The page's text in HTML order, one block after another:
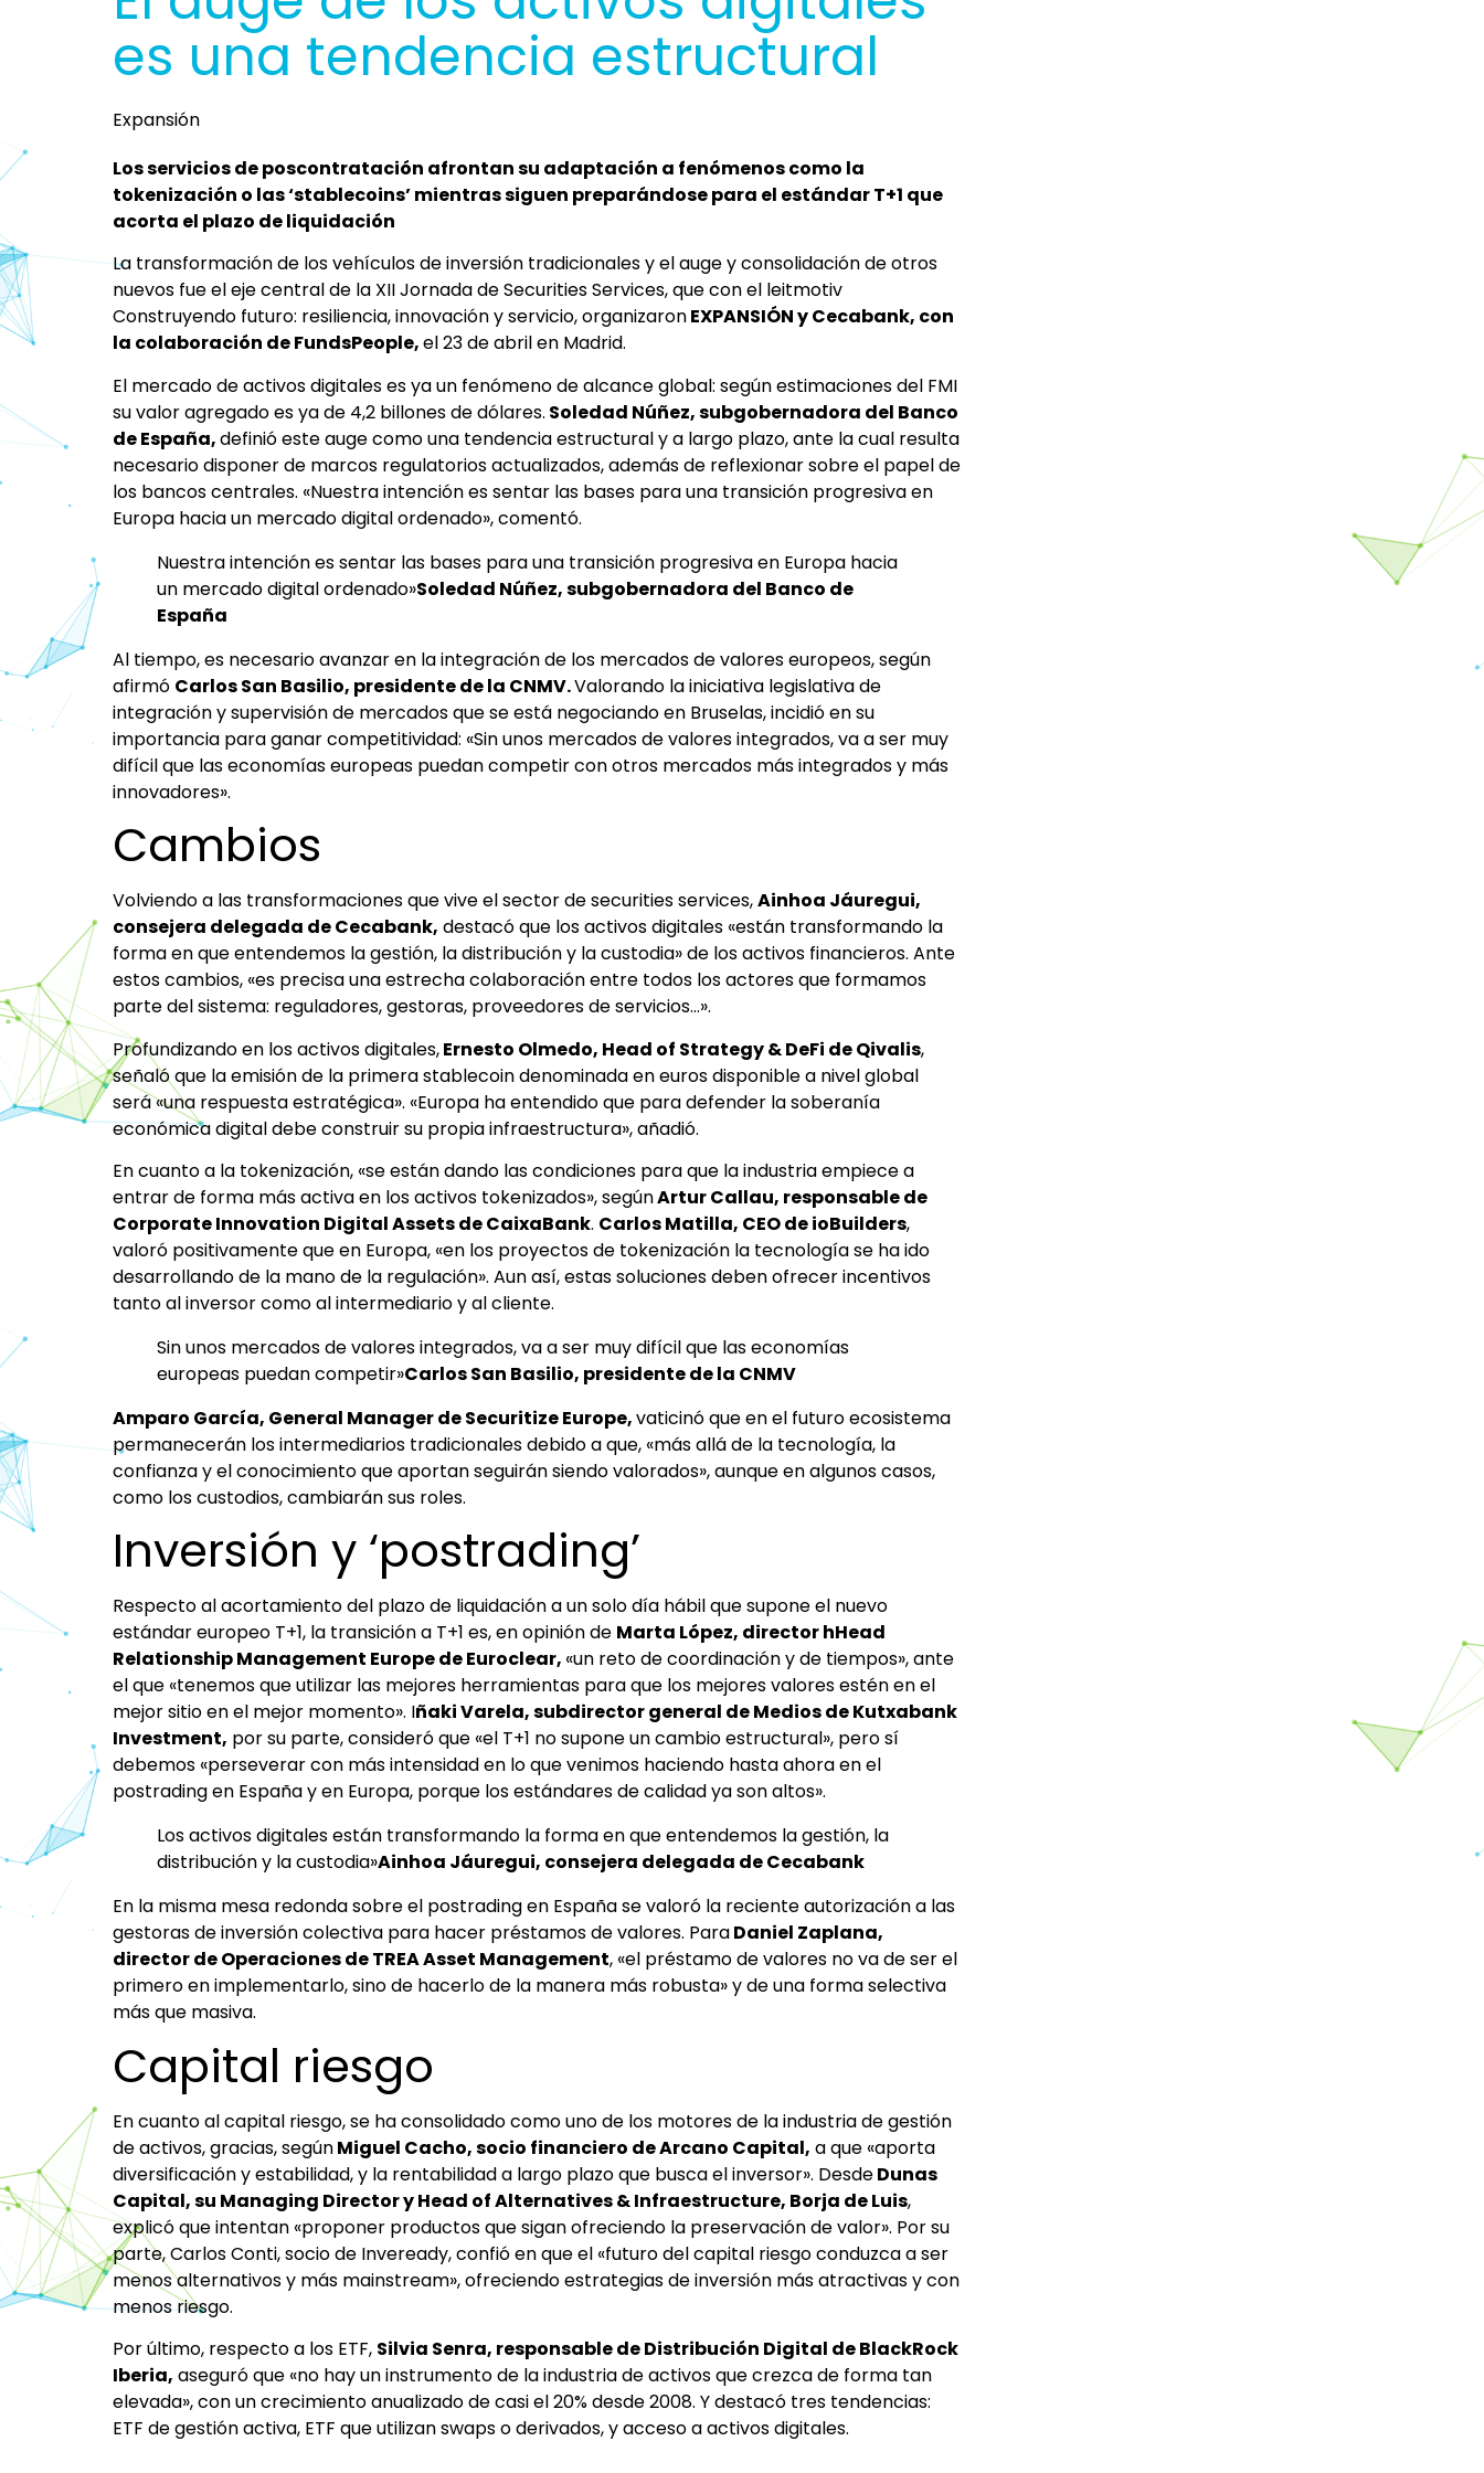
es una tendencia estructural
Expansión
Los servicios de poscontratación afrontan su adaptación a fenómenos como la
tokenización o las ‘stablecoins’ mientras siguen preparándose para el estándar T+1 que
acorta el plazo de liquidación
La transformación de los vehículos de inversión tradicionales y el auge y consolidación de otros
nuevos fue el eje central de la XII Jornada de Securities Services, que con el leitmotiv
Construyendo futuro: resiliencia, innovación y servicio, organizaronEXPANSIÓN y Cecabank, con
la colaboración de FundsPeople,el 23 de abril en Madrid.
El mercado de activos digitales es ya un fenómeno de alcance global: según estimaciones del FMI
su valor agregado es ya de 4,2 billones de dólares. Soledad Núñez, subgobernadora del Banco
de España,definió este auge como una tendencia estructural y a largo plazo, ante la cual resulta
necesario disponer de marcos regulatorios actualizados, además de reflexionar sobre el papel de
los bancos centrales. «Nuestra intención es sentar las bases para una transición progresiva en
Europa hacia un mercado digital ordenado», comentó.
Nuestra intención es sentar las bases para una transición progresiva en Europa hacia
un mercado digital ordenado»Soledad Núñez, subgobernadora del Banco de
España
Al tiempo, es necesario avanzar en la integración de los mercados de valores europeos, según
afirmó Carlos San Basilio, presidente de la CNMV.Valorando la iniciativa legislativa de
integración y supervisión de mercados que se está negociando en Bruselas, incidió en su
importancia para ganar competitividad: «Sin unos mercados de valores integrados, va a ser muy
difícil que las economías europeas puedan competir con otros mercados más integrados y más
innovadores».
Cambios
Volviendo a las transformaciones que vive el sector de securities services,Ainhoa Jáuregui,
consejera delegada de Cecabank, destacó que los activos digitales «están transformando la
forma en que entendemos la gestión, la distribución y la custodia» de los activos financieros. Ante
estos cambios, «es precisa una estrecha colaboración entre todos los actores que formamos
parte del sistema: reguladores, gestoras, proveedores de servicios…».
Profundizando en los activos digitales,Ernesto Olmedo, Head of Strategy & DeFi de Qivalis,
señaló que la emisión de la primera stablecoin denominada en euros disponible a nivel global
será «una respuesta estratégica». «Europa ha entendido que para defender la soberanía
económica digital debe construir su propia infraestructura», añadió.
En cuanto a la tokenización, «se están dando las condiciones para que la industria empiece a
entrar de forma más activa en los activos tokenizados», segúnArtur Callau, responsable de
Corporate Innovation Digital Assets de CaixaBank. Carlos Matilla, CEO de ioBuilders,
valoró positivamente que en Europa, «en los proyectos de tokenización la tecnología se ha ido
desarrollando de la mano de la regulación». Aun así, estas soluciones deben ofrecer incentivos
tanto al inversor como al intermediario y al cliente.
Sin unos mercados de valores integrados, va a ser muy difícil que las economías
europeas puedan competir»Carlos San Basilio, presidente de la CNMV
Amparo García, General Manager de Securitize Europe,vaticinó que en el futuro ecosistema
permanecerán los intermediarios tradicionales debido a que, «más allá de la tecnología, la
confianza y el conocimiento que aportan seguirán siendo valorados», aunque en algunos casos,
como los custodios, cambiarán sus roles.
Inversión y ‘postrading’
Respecto al acortamiento del plazo de liquidación a un solo día hábil que supone el nuevo
estándar europeo T+1, la transición a T+1 es, en opinión de Marta López, director hHead
Relationship Management Europe de Euroclear, «un reto de coordinación y de tiempos», ante
el que «tenemos que utilizar las mejores herramientas para que los mejores valores estén en el
mejor sitio en el mejor momento». Iñaki Varela, subdirector general de Medios de Kutxabank
Investment, por su parte, consideró que «el T+1 no supone un cambio estructural», pero sí
debemos «perseverar con más intensidad en lo que venimos haciendo hasta ahora en el
postrading en España y en Europa, porque los estándares de calidad ya son altos».
Los activos digitales están transformando la forma en que entendemos la gestión, la
distribución y la custodia»Ainhoa Jáuregui, consejera delegada de Cecabank
En la misma mesa redonda sobre el postrading en España se valoró la reciente autorización a las
gestoras de inversión colectiva para hacer préstamos de valores. ParaDaniel Zaplana,
director de Operaciones de TREA Asset Management, «el préstamo de valores no va de ser el
primero en implementarlo, sino de hacerlo de la manera más robusta» y de una forma selectiva
más que masiva.
Capital riesgo
En cuanto al capital riesgo, se ha consolidado como uno de los motores de la industria de gestión
de activos, gracias, segúnMiguel Cacho, socio financiero de Arcano Capital, a que «aporta
diversificación y estabilidad, y la rentabilidad a largo plazo que busca el inversor». DesdeDunas
Capital, su Managing Director y Head of Alternatives & Infraestructure, Borja de Luis,
explicó que intentan «proponer productos que sigan ofreciendo la preservación de valor». Por su
parte, Carlos Conti, socio de Inveready, confió en que el «futuro del capital riesgo conduzca a ser
menos alternativos y más mainstream», ofreciendo estrategias de inversión más atractivas y con
menos riesgo.
Por último, respecto a los ETF, Silvia Senra, responsable de Distribución Digital de BlackRock
Iberia, aseguró que «no hay un instrumento de la industria de activos que crezca de forma tan
elevada», con un crecimiento anualizado de casi el 20% desde 2008. Y destacó tres tendencias:
ETF de gestión activa, ETF que utilizan swaps o derivados, y acceso a activos digitales.